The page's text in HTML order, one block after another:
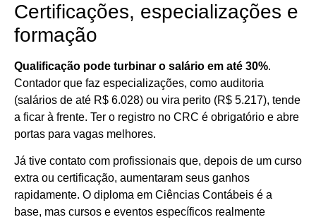
Certificações, especializações e
formação
Qualificação pode turbinar o salário em até 30%.
Contador que faz especializações, como auditoria
(salários de até R$ 6.028) ou vira perito (R$ 5.217), tende
a ficar à frente. Ter o registro no CRC é obrigatório e abre
portas para vagas melhores.
Já tive contato com profissionais que, depois de um curso
extra ou certificação, aumentaram seus ganhos
rapidamente. O diploma em Ciências Contábeis é a
base, mas cursos e eventos específicos realmente